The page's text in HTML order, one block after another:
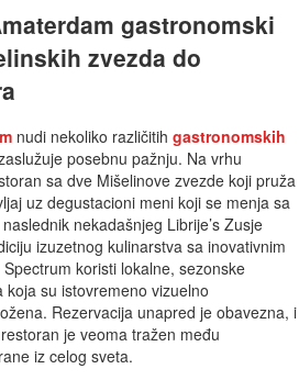
gastronomski
zvezda do
nudi nekoliko različitih gastronomskih
posebnu pažnju. Na vrhu
sa dve Mišelinove zvezde koji pruža
uz degustacioni meni koji se menja sa
nekadašnjeg Librije’s Zusje
izuzetnog kulinarstva sa inovativnim
koristi lokalne, sezonske
su istovremeno vizuelno
Rezervacija unapred je obavezna, i
je veoma tražen među
iz celog sveta.